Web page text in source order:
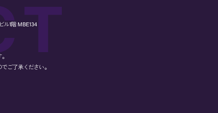
ル1階 MBE134
ご了承ください。